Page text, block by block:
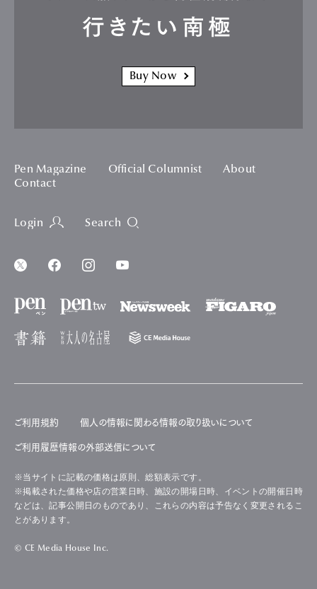
行きたい南極
Buy Now
Pen Magazine Official Columnist
About
Contact
Login Search
ご利用規約 個人の情報に関わる情報の取り扱いについて
ご利用履歴情報の外部送信について
※当サイトに記載の価格は原則、総額表示です。
※掲載された価格や店の営業日時、施設の開場日時、イベントの開催日時
などは、記事公開日のものであり、これらの内容は予告なく変更されるこ
とがあります。
© CE Media House Inc.